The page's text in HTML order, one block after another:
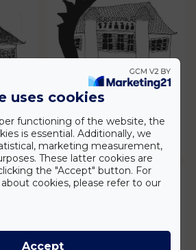
uses cookies
functioning of the website, the
is essential. Additionally, we
marketing measurement,
These latter cookies are
the "Accept" button. For
cookies, please refer to our
Accept